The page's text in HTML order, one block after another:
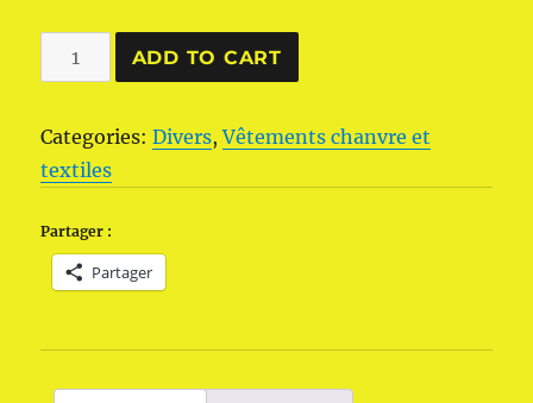
Pot
Végétal
chanvre
!)
quantity
ADD TO CART
Categories:Divers,Vêtements chanvre et
textiles
Partager :
Partager